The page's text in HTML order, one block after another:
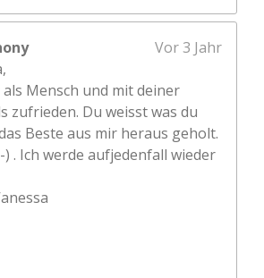
Vor 3 Jahr
Mensch und mit deiner
zufrieden. Du weisst was du
Beste aus mir heraus geholt.
) . Ich werde aufjedenfall wieder